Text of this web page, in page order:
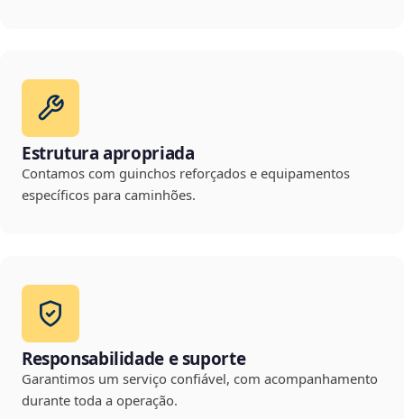
Estrutura apropriada
Contamos com guinchos reforçados e equipamentos
específicos para caminhões.
Responsabilidade e suporte
Garantimos um serviço confiável, com acompanhamento
durante toda a operação.